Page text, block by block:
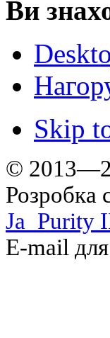
Ви
Skip
©
Розробка
Ja_Purity
E-mail для